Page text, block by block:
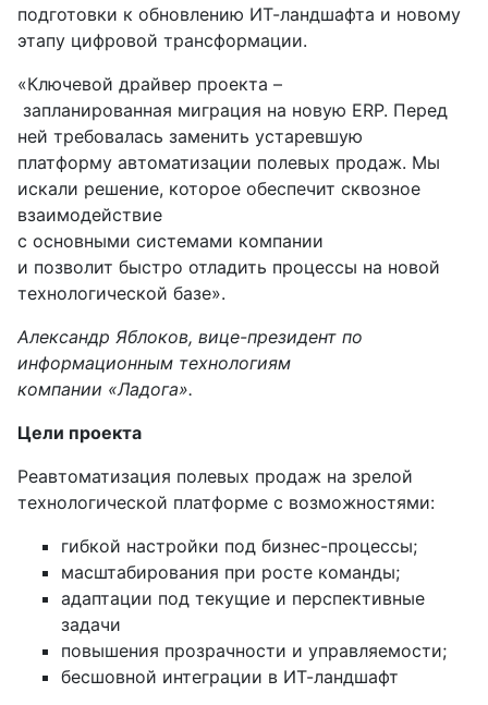
подготовки к обновлению ИТ-ландшафта и новому
этапу цифровой трансформации.
«Ключевой драйвер проекта –
запланированная миграция на новую ERP. Перед
ней требовалась заменить устаревшую
платформу автоматизации полевых продаж. Мы
искали решение, которое обеспечит сквозное
взаимодействие
с основными системами компании
и позволит быстро отладить процессы на новой
технологической базе».
Александр Яблоков, вице-президент по
информационным технологиям
компании «Ладога».
Цели проекта
Реавтоматизация полевых продаж на зрелой
технологической платформе с возможностями:
гибкой настройки под бизнес-процессы;
масштабирования при росте команды;
адаптации под текущие и перспективные
задачи
повышения прозрачности и управляемости;
бесшовной интеграции в ИТ-ландшафт